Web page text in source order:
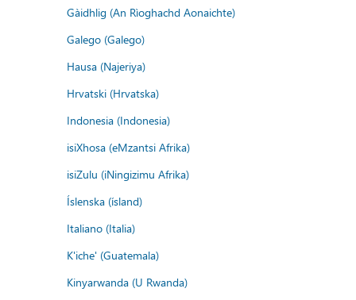
Gàidhlig (An Rìoghachd Aonaichte)
Galego (Galego)
Hausa (Najeriya)
Hrvatski (Hrvatska)
Indonesia (Indonesia)
isiXhosa (eMzantsi Afrika)
isiZulu (iNingizimu Afrika)
Íslenska (ísland)
Italiano (Italia)
K'iche' (Guatemala)
Kinyarwanda (U Rwanda)